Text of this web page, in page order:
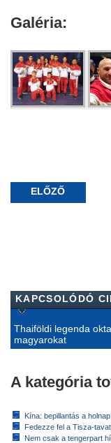
Galéria:
ELŐZŐ
KAPCSOLÓDÓ
Thaiföldi legenda
magyarokat
A kategória
Kína: bepillantás a
Fedezze fel a Tisza-
Nem csak a tengerpart